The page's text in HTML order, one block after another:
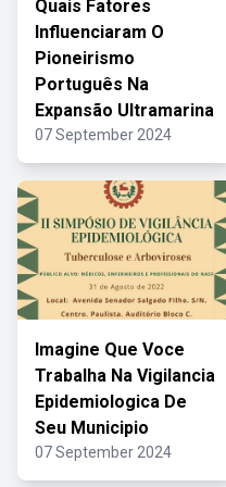
Quais Fatores
Influenciaram O
Pioneirismo
Português Na
Expansão Ultramarina
07 September 2024
Imagine Que Voce
Trabalha Na Vigilancia
Epidemiologica De
Seu Municipio
07 September 2024